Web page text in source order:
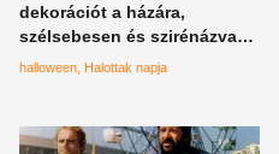
dekorációt a házára,
szélsebesen és szirénázva
lépett közbe a tűzoltóság
halloween Halottak napja